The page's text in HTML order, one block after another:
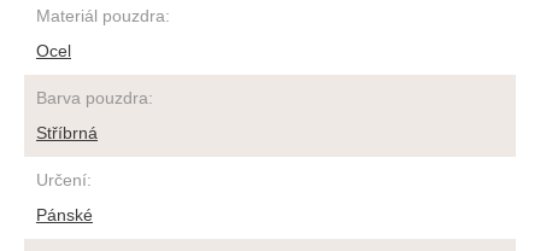
Materiál pouzdra:
Ocel
Barva pouzdra:
Stříbrná
Určení:
Pánské